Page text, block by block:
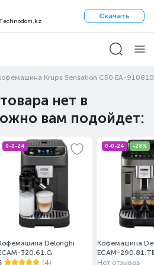
Скачать
Krups Sensation C50 EA-910810
нет в
вам подойдет:
0-0-24
Delonghi
320.61.G
(4)
0-0-24 -28%
Кофемашина
ECAM-
Нет отзывов